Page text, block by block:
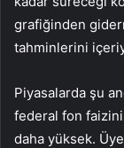
grafiğinden
tahminlerini
Piyasalarda şu
federal fon
daha yüksek.